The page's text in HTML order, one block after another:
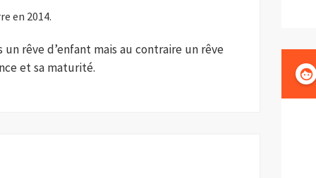
en 2014.
un rêve d’enfant mais au contraire un rêve
et sa maturité.
face